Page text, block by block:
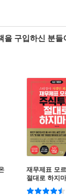
을 구입하신 분
재무제표 모
절대로 하지
정판)